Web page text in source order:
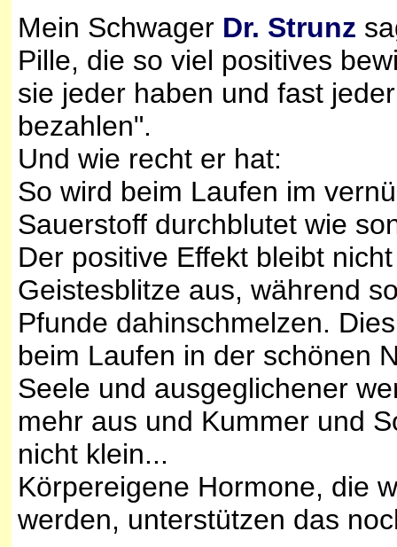
Mein Schwager Dr. Strunz
Pille, die so viel positives
sie jeder haben und fast
bezahlen".
Und wie recht er hat:
So wird beim Laufen im
Sauerstoff durchblutet wie
Der positive Effekt bleibt
Geistesblitze aus, während
Pfunde dahinschmelzen.
beim Laufen in der schönen
Seele und ausgeglichener
mehr aus und Kummer und
nicht klein...
Körpereigene Hormone, die
werden, unterstützen das